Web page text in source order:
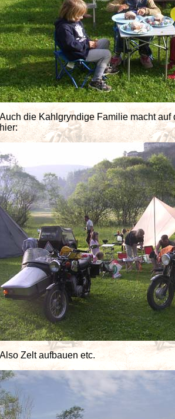
Auch die Kahlgryndige Familie macht
hier:
Also Zelt aufbauen etc.